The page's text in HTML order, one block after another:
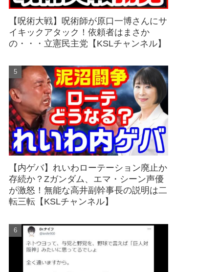
【呪術大戦】呪術師が原口一博さんにサ
イキックアタック！依頼者はまさか
の・・・立憲民主党【KSLチャンネル】
【内ゲバ】れいわローテーション廃止か
存続か？Zガンダム、エマ・シーン声優
が激怒！無能な高井副幹事長の説明は二
転三転【KSLチャンネル】